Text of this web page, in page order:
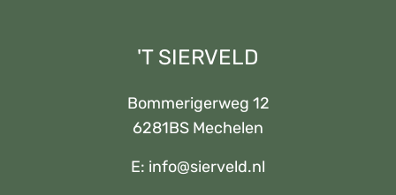
'T SIERVELD
Bommerigerweg 12
6281BS Mechelen
E: info@sierveld.nl